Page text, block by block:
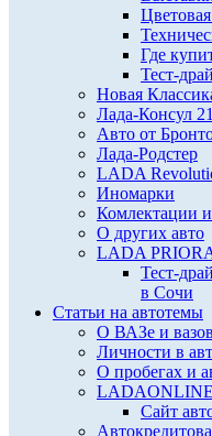
Где
Тест-
Новая
Лада-Консул
Авто от
Лада-Родстер
LADA
Иномарки
Комлектации
О других авто
LADA
Тест-
в Сочи
Статьи на автотемы
О ВАЗе и
Личности в
О пробегах и
Сайт